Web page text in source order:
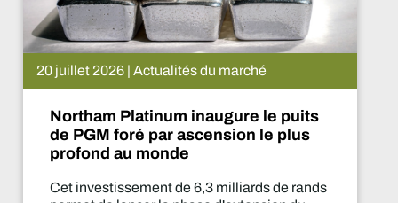
15 juillet 2026 | Actualités du
De Beers suspend le
Que va-t-il se passer
Cette suspension de la